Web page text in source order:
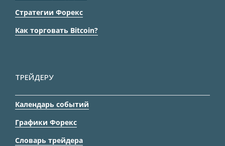
Стратегии Форекс
Как торговать Bitcoin?
ТРЕЙДЕРУ
Календарь событий
Графики Форекс
Словарь трейдера